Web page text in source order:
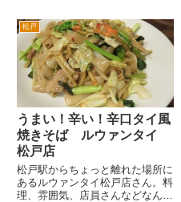
差点の左手にあります。交差点の
右側は、常磐線のアンダーパスで
す。くぐると松戸神社がありま
す...
松戸
うまい！辛い！辛口タイ風
焼きそば ルウァンタイ
松戸店
松戸駅からちょっと離れた場所に
あるルウァンタイ松戸店さん。料
理、雰囲気、店員さんなどなんか